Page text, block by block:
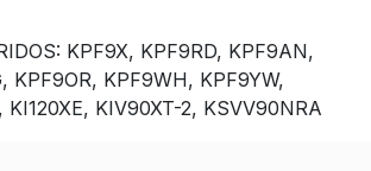
KPF9X, KPF9RD, KPF9AN,
KPF9OR, KPF9WH, KPF9YW,
KI120XE, KIV90XT-2, KSVV90NRA